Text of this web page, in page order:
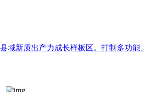
域新质出产力成长样板区。打制多功能